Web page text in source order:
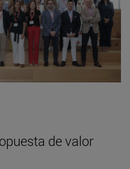
de valor